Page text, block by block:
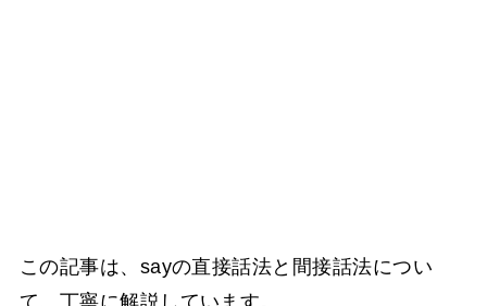
この記事は、sayの直接話法と間接話法につい
て、丁寧に解説しています。